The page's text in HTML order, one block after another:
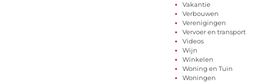
Vakantie
Verbouwen
Verenigingen
Vervoer en transport
Videos
Wijn
Winkelen
Woning en Tuin
Woningen